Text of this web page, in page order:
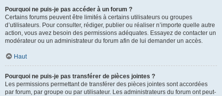
Pourquoi ne puis-je pas accéder à un forum ?
Certains forums peuvent être limités à certains utilisateurs ou groupes
d’utilisateurs. Pour consulter, rédiger, publier ou réaliser n’importe quelle autre
action, vous avez besoin des permissions adéquates. Essayez de contacter un
modérateur ou un administrateur du forum afin de lui demander un accès.
Haut
Pourquoi ne puis-je pas transférer de pièces jointes ?
Les permissions permettant de transférer des pièces jointes sont accordées
par forum, par groupe ou par utilisateur. Les administrateurs du forum ont peut-